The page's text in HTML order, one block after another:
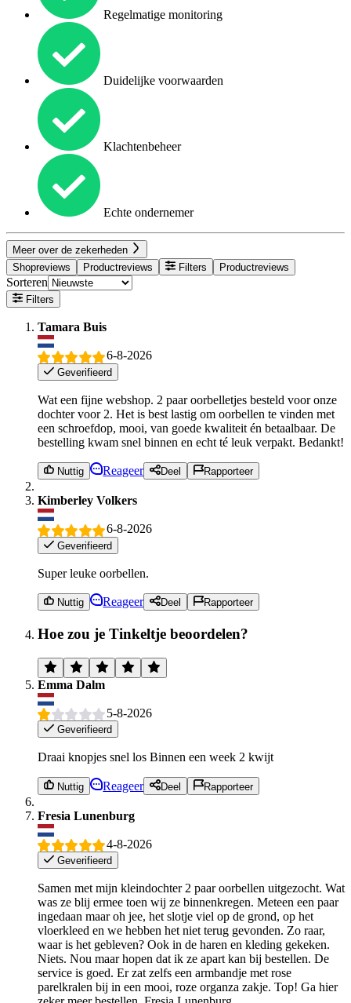
Regelmatige monitoring
Duidelijke voorwaarden
Klachtenbeheer
Echte ondernemer
Meer over de zekerheden
Shopreviews
Productreviews Filters Productreviews
Sorteren
Filters
Tamara Buis
6-8-2026
Geverifieerd
Wat een fijne webshop. 2 paar oorbelletjes besteld voor onze
dochter voor 2. Het is best lastig om oorbellen te vinden met
een schroefdop, mooi, van goede kwaliteit én betaalbaar. De
bestelling kwam snel binnen en echt té leuk verpakt. Bedankt!
Nuttig Reageer Deel Rapporteer
Kimberley Volkers
6-8-2026
Geverifieerd
Super leuke oorbellen.
Nuttig Reageer Deel Rapporteer
Hoe zou je Tinkeltje beoordelen?
Emma Dalm
5-8-2026
Geverifieerd
Draai knopjes snel los Binnen een week 2 kwijt
Nuttig Reageer Deel Rapporteer
Fresia Lunenburg
4-8-2026
Geverifieerd
Samen met mijn kleindochter 2 paar oorbellen uitgezocht. Wat
was ze blij ermee toen wij ze binnenkregen. Meteen een paar
ingedaan maar oh jee, het slotje viel op de grond, op het
vloerkleed en we hebben het niet terug gevonden. Zo raar,
waar is het gebleven? Ook in de haren en kleding gekeken.
Niets. Nou maar hopen dat ik ze apart kan bij bestellen. De
service is goed. Er zat zelfs een armbandje met rose
parelkralen bij in een mooi, roze organza zakje. Top! Ga hier